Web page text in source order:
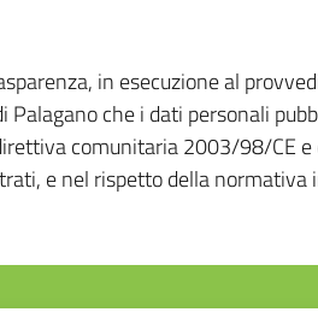
in esecuzione al
che i dati personali
comunitaria 2003/98/CE
e nel rispetto della